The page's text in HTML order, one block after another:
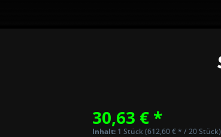
30,63 € *
Inhalt: 1 Stück (612,60 € * / 20 Stück)